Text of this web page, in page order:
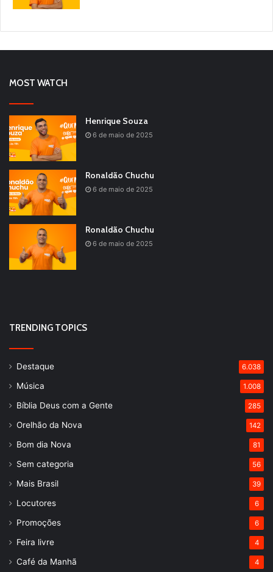
MOST WATCH
Henrique Souza
6 de maio de 2025
Ronaldão Chuchu
6 de maio de 2025
Ronaldão Chuchu
6 de maio de 2025
TRENDING TOPICS
Destaque 6.038
Música 1.008
Bíblia Deus com a Gente 285
Orelhão da Nova 142
Bom dia Nova 81
Sem categoria 56
Mais Brasil 39
Locutores 6
Promoções 6
Feira livre 4
Café da Manhã 4